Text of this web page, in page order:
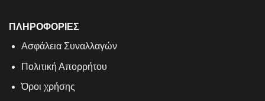
ΠΛΗΡΟΦΟΡΙΕΣ
Aσφάλεια Συναλλαγών
Πολιτική Απορρήτου
Όροι χρήσης